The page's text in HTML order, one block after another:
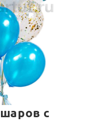
с